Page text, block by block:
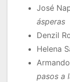
José
ásperas
Denzil
Helena
pasos a